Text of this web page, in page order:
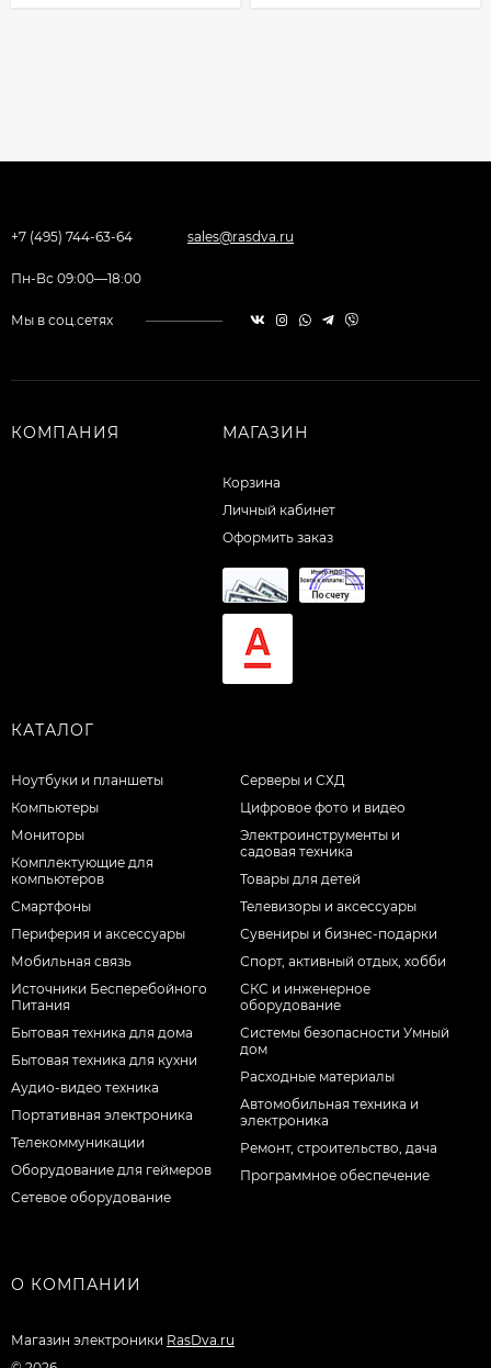
+7 (495) 744-63-64 sales@rasdva.ru
Пн-Вс 09:00—18:00
Мы в соц.сетях
КОМПАНИЯ МАГАЗИН
Корзина
Личный кабинет
Оформить заказ
КАТАЛОГ
Ноутбуки и планшеты
Компьютеры
Мониторы
Комплектующие для
компьютеров
Смартфоны
Периферия и аксессуары
Мобильная связь
Источники Бесперебойного
Питания
Бытовая техника для дома
Бытовая техника для кухни
Аудио-видео техника
Портативная электроника
Телекоммуникации
Оборудование для геймеров
Сетевое оборудование
Серверы и СХД
Цифровое фото и видео
Электроинструменты и
садовая техника
Товары для детей
Телевизоры и аксессуары
Сувениры и бизнес-подарки
Спорт, активный отдых, хобби
СКС и инженерное
оборудование
Системы безопасности Умный
дом
Расходные материалы
Автомобильная техника и
электроника
Ремонт, строительство, дача
Программное обеспечение
О КОМПАНИИ
Магазин электроники RasDva.ru